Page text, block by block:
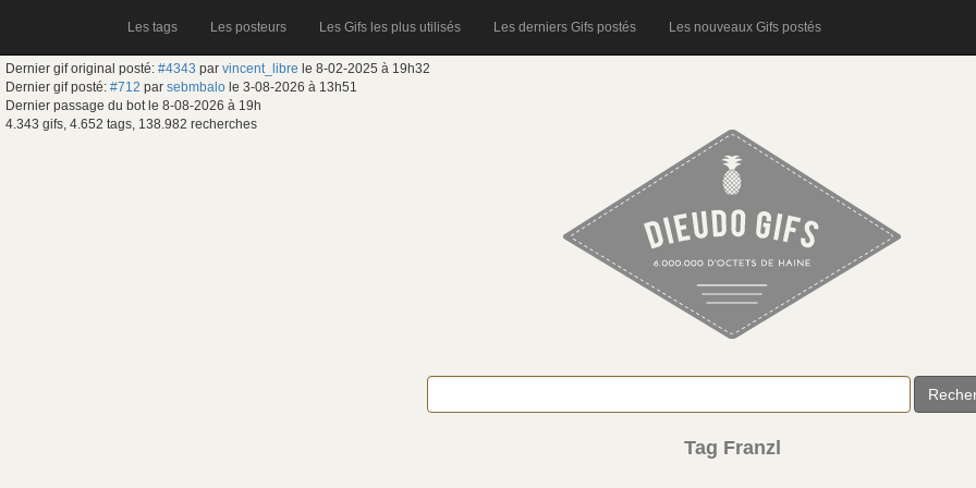
Les tags Les posteurs Les Gifs les plus utilisés Les derniers Gifs postés Les nouveaux Gifs postés
Dernier gif original posté: #4343 par vincent_libre le 8-02-2025 à 19h32
Dernier gif posté: #712 par sebmbalo le 3-08-2026 à 13h51
Dernier passage du bot le 8-08-2026 à 19h
4.343 gifs, 4.652 tags, 138.982 recherches
Tag Franzl